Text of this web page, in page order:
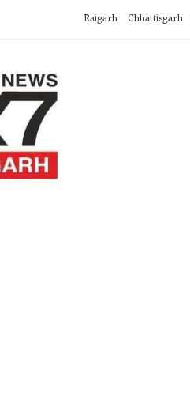
Raigarh Chhattisgarh